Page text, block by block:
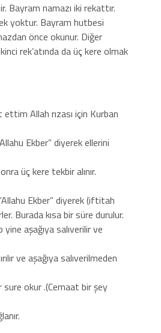
Bayram namazı iki rekattır.
yoktur. Bayram hutbesi
önce okunur. Diğer
rek’atında da üç kere olmak
ettim Allah rızası için Kurban
Ekber” diyerek ellerini
üç kere tekbir alınır.
Ekber” diyerek (iftitah
Burada kısa bir süre durulur.
yine aşağıya salıverilir ve
ve aşağıya salıverilmeden
sure okur .(Cemaat bir şey